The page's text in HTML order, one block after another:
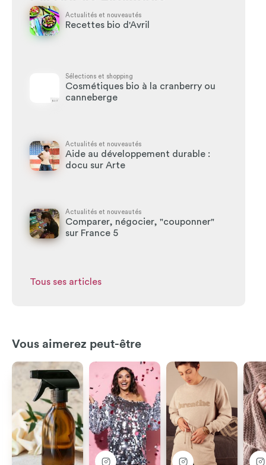
Actualités et nouveautés
Recettes bio d'Avril
Sélections et shopping
Cosmétiques bio à la cranberry ou
canneberge
Actualités et nouveautés
Aide au développement durable :
docu sur Arte
Actualités et nouveautés
Comparer, négocier, "couponner"
sur France 5
Tous ses articles
Vous aimerez peut-être